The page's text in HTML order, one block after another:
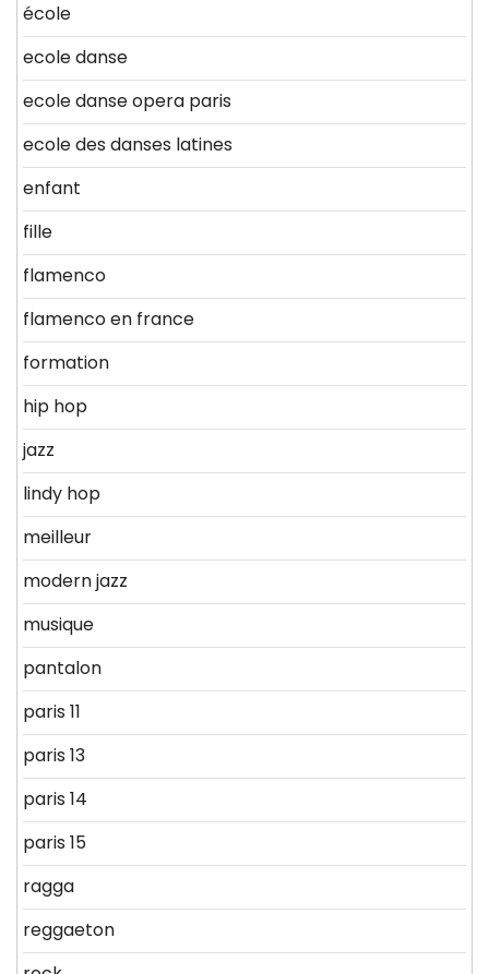
école
ecole danse
ecole danse opera paris
ecole des danses latines
enfant
fille
flamenco
flamenco en france
formation
hip hop
jazz
lindy hop
meilleur
modern jazz
musique
pantalon
paris 11
paris 13
paris 14
paris 15
ragga
reggaeton